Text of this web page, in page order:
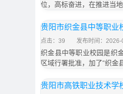
位，高标奋进，在推进当
贵阳市织金县中等职业
点击：39 发布时间：2026-
织金县中等职业校园是织
区域行署批准，加了“织金
贵阳市高铁职业技术学